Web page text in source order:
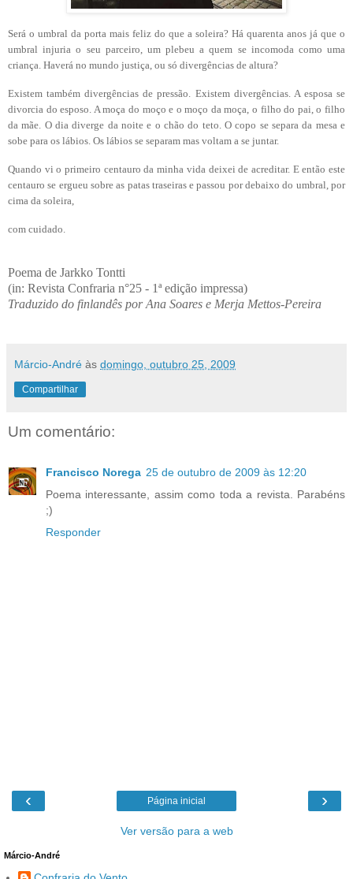
Será o umbral da porta mais feliz do que a soleira? Há quarenta anos já que o
umbral injuria o seu parceiro, um plebeu a quem se incomoda como uma
criança. Haverá no mundo justiça, ou só divergências de altura?
Existem também divergências de pressão. Existem divergências. A esposa se
divorcia do esposo. A moça do moço e o moço da moça, o filho do pai, o filho
da mãe. O dia diverge da noite e o chão do teto. O copo se separa da mesa e
sobe para os lábios. Os lábios se separam mas voltam a se juntar.
Quando vi o primeiro centauro da minha vida deixei de acreditar. E então este
centauro se ergueu sobre as patas traseiras e passou por debaixo do umbral, por
cima da soleira,
com cuidado.
Poema de Jarkko Tontti
(in: Revista Confraria n°25 - 1ª edição impressa)
Traduzido do finlandês por Ana Soares e Merja Mettos-Pereira
Márcio-André às domingo, outubro 25, 2009
Compartilhar
Um comentário:
Francisco Norega 25 de outubro de 2009 às 12:20
Poema interessante, assim como toda a revista. Parabéns
;)
Responder
‹ ›
Página inicial
Ver versão para a web
Márcio-André